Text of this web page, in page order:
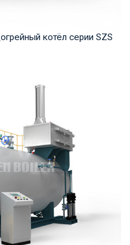
котёл серии SZS
на...